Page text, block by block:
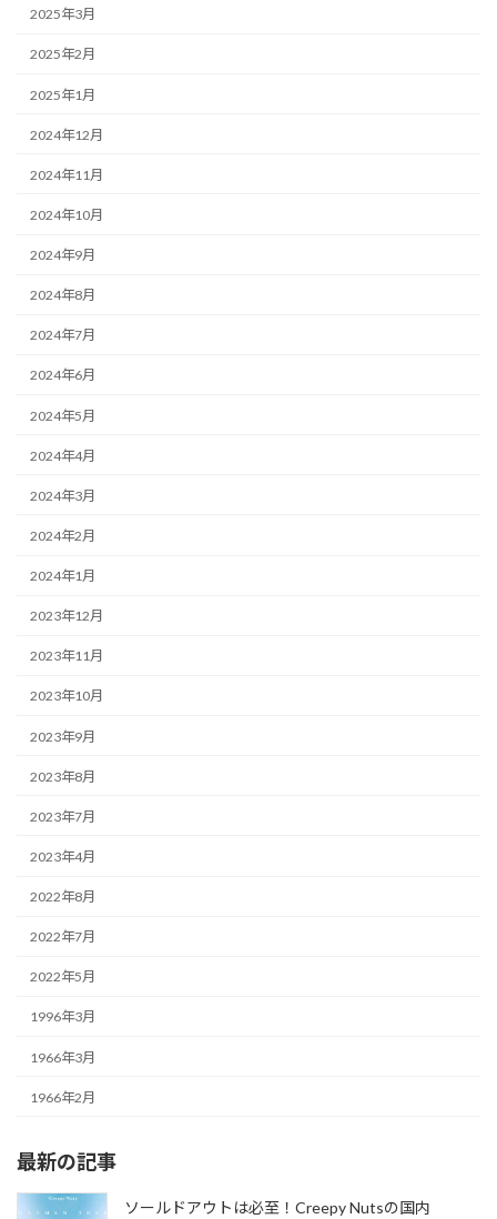
2025年3月
2025年2月
2025年1月
2024年12月
2024年11月
2024年10月
2024年9月
2024年8月
2024年7月
2024年6月
2024年5月
2024年4月
2024年3月
2024年2月
2024年1月
2023年12月
2023年11月
2023年10月
2023年9月
2023年8月
2023年7月
2023年4月
2022年8月
2022年7月
2022年5月
1996年3月
1966年3月
1966年2月
最新の記事
ソールドアウトは必至！Creepy Nutsの国内